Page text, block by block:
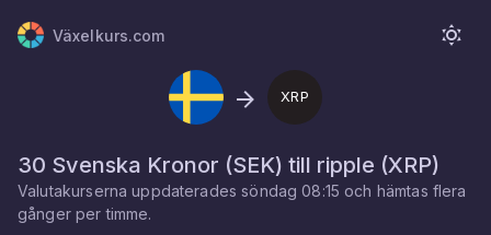
Växelkurs.com
XRP
30 Svenska Kronor (SEK) till ripple (XRP)
Valutakurserna uppdateradessöndag 08:15 och hämtas flera
gånger per timme.